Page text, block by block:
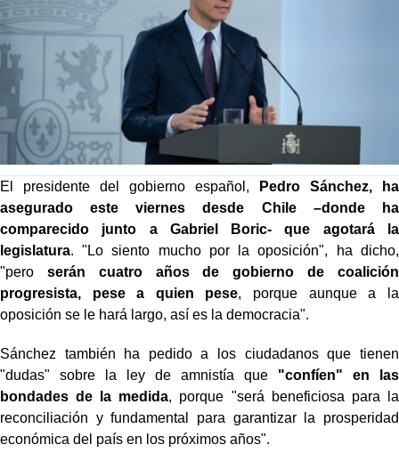
El presidente del gobierno español,
Pedro Sánchez, ha
asegurado este viernes desde Chile –donde ha
comparecido junto a Gabriel Boric- que agotará la
legislatura. "Lo siento mucho por la oposición", ha dicho,
"pero serán cuatro años de gobierno de coalición
progresista, pese a quien pese, porque aunque a la
oposición se le hará largo, así es la democracia".
Sánchez también ha pedido a los ciudadanos que tienen
"dudas" sobre la ley de amnistía que "confíen" en las
bondades de la medida, porque "será beneficiosa para la
reconciliación y fundamental para garantizar la prosperidad
económica del país en los próximos años".